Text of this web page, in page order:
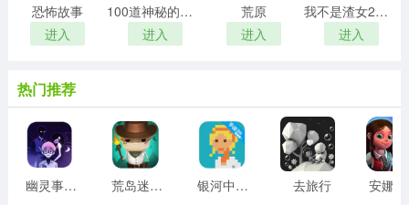
恐怖故事
进入
100道神秘的门游戏
进入
荒原
进入
我不是渣女2游戏
进入
热门推荐
幽灵事务所 荒岛迷宫游戏 银河中的挤奶工游戏 去旅行